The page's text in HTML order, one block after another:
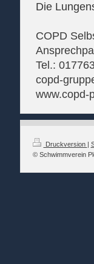
Die
COPD
Tel.:
copd-
www.copd-
Druckversion
© Schwimmverein